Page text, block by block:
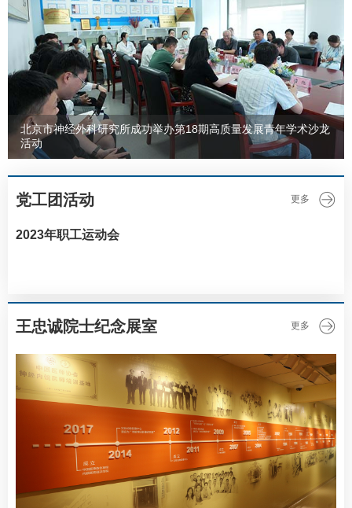
北京市神经外科研究所成功举办第18期高质量发展青年学术沙龙
活动
党工团活动 更多
2023年职工运动会
王忠诚院士纪念展室 更多